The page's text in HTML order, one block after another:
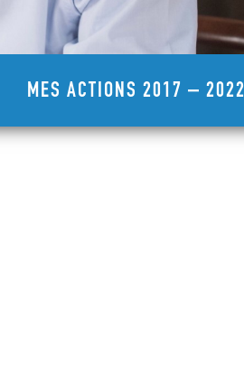
MES ACTIONS 2017 – 2022